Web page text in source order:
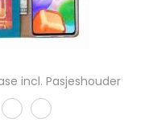
incl. Pasjeshouder